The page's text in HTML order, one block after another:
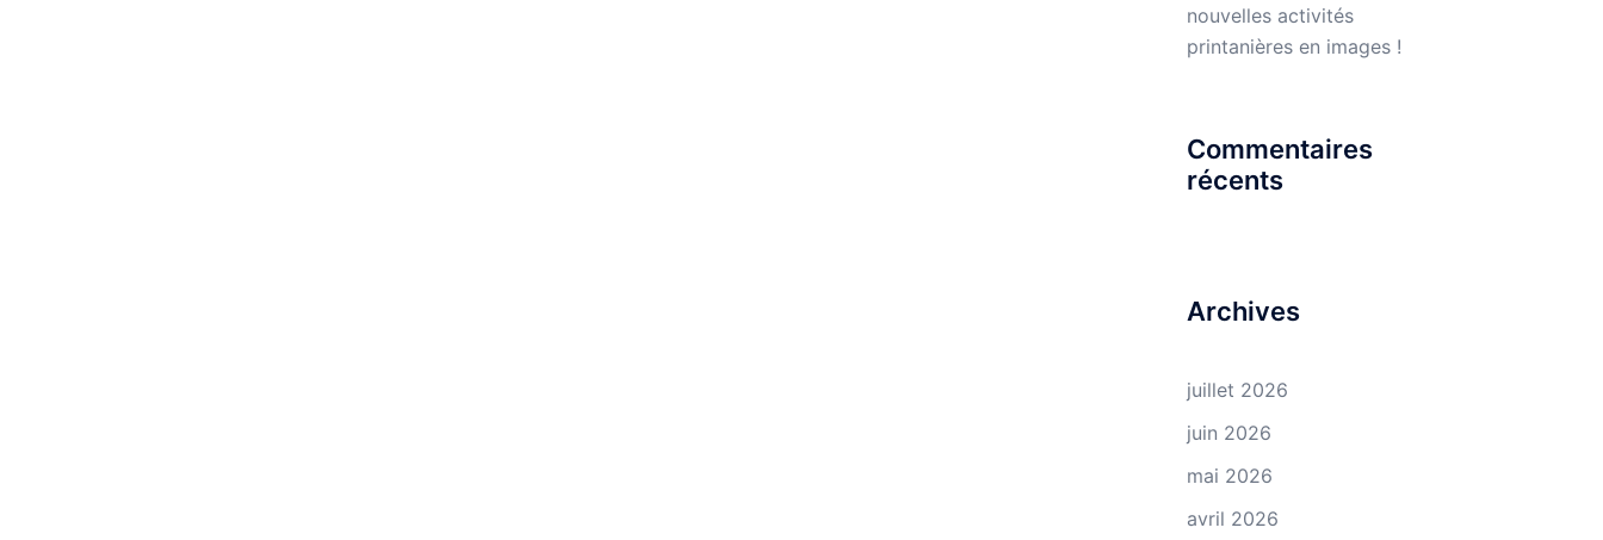
nouvelles activités
printanières en images !
Commentaires
récents
Archives
juillet 2026
juin 2026
mai 2026
avril 2026